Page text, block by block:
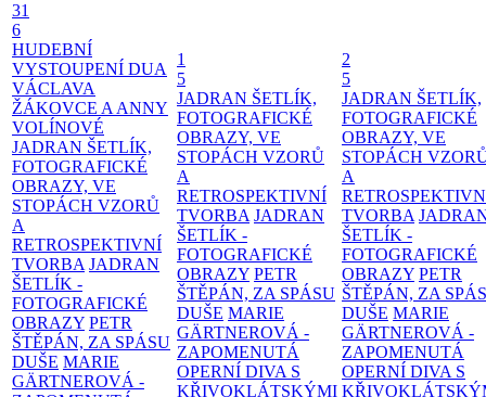
31
6
HUDEBNÍ
VYSTOUPENÍ DUA
VÁCLAVA
ŽÁKOVCE A ANNY
VOLÍNOVÉ
JADRAN ŠETLÍK,
FOTOGRAFICKÉ
OBRAZY, VE
STOPÁCH VZORŮ
A
RETROSPEKTIVNÍ
TVORBA JADRAN
ŠETLÍK -
FOTOGRAFICKÉ
OBRAZY PETR
ŠTĚPÁN, ZA SPÁSU
DUŠE MARIE
GÄRTNEROVÁ -
1
5
JADRAN ŠETLÍK,
FOTOGRAFICKÉ
OBRAZY, VE
STOPÁCH VZORŮ
A
RETROSPEKTIVNÍ
TVORBA JADRAN
ŠETLÍK -
FOTOGRAFICKÉ
OBRAZY PETR
ŠTĚPÁN, ZA SPÁSU
DUŠE MARIE
GÄRTNEROVÁ -
ZAPOMENUTÁ
OPERNÍ DIVA S
KŘIVOKLÁTSKÝMI
2
5
JADRAN ŠETLÍK,
FOTOGRAFICKÉ
OBRAZY, VE
STOPÁCH
A
TVORBA
ŠETLÍK -
FOTOGRAFICKÉ
OBRAZY PETR
ŠTĚPÁN, ZA
DUŠE MARIE
GÄRTNEROVÁ -
ZAPOMENUTÁ
OPERNÍ DIVA S